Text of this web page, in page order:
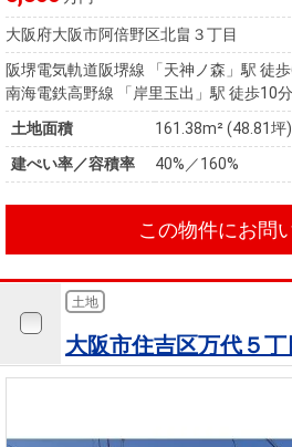
大阪府大阪市阿倍野区北畠３丁目
阪堺電気軌道阪堺線 「天神ノ森」駅 徒
南海電鉄高野線 「岸里玉出」駅 徒歩10分
土地面積
161.38m² (48.81坪)
建ぺい率／容積率
40%／160%
この物件にお問
土地
大阪市住吉区万代５丁